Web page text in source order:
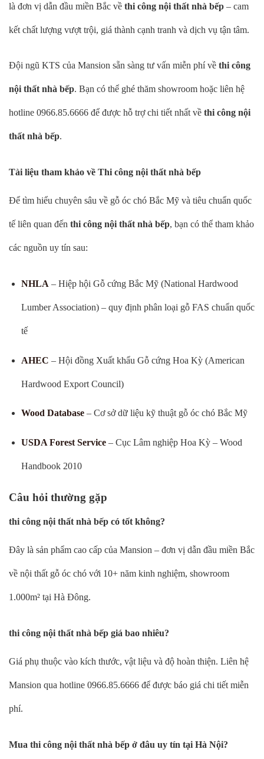
là đơn vị dẫn đầu miền Bắc về thi công nội thất nhà bếp – cam
kết chất lượng vượt trội, giá thành cạnh tranh và dịch vụ tận tâm.
Đội ngũ KTS của Mansion sẵn sàng tư vấn miễn phí về thi công
nội thất nhà bếp. Bạn có thể ghé thăm showroom hoặc liên hệ
hotline 0966.85.6666 để được hỗ trợ chi tiết nhất về thi công nội
thất nhà bếp.
Tài liệu tham khảo về Thi công nội thất nhà bếp
Để tìm hiểu chuyên sâu về gỗ óc chó Bắc Mỹ và tiêu chuẩn quốc
tế liên quan đến thi công nội thất nhà bếp, bạn có thể tham khảo
các nguồn uy tín sau:
NHLA – Hiệp hội Gỗ cứng Bắc Mỹ (National Hardwood
Lumber Association) – quy định phân loại gỗ FAS chuẩn quốc
tế
AHEC – Hội đồng Xuất khẩu Gỗ cứng Hoa Kỳ (American
Hardwood Export Council)
Wood Database– Cơ sở dữ liệu kỹ thuật gỗ óc chó Bắc Mỹ
USDA Forest Service– Cục Lâm nghiệp Hoa Kỳ – Wood
Handbook 2010
Câu hỏi thường gặp
thi công nội thất nhà bếp có tốt không?
Đây là sản phẩm cao cấp của Mansion – đơn vị dẫn đầu miền Bắc
về nội thất gỗ óc chó với 10+ năm kinh nghiệm, showroom
1.000m² tại Hà Đông.
thi công nội thất nhà bếp giá bao nhiêu?
Giá phụ thuộc vào kích thước, vật liệu và độ hoàn thiện. Liên hệ
Mansion qua hotline 0966.85.6666 để được báo giá chi tiết miễn
phí.
Mua thi công nội thất nhà bếp ở đâu uy tín tại Hà Nội?